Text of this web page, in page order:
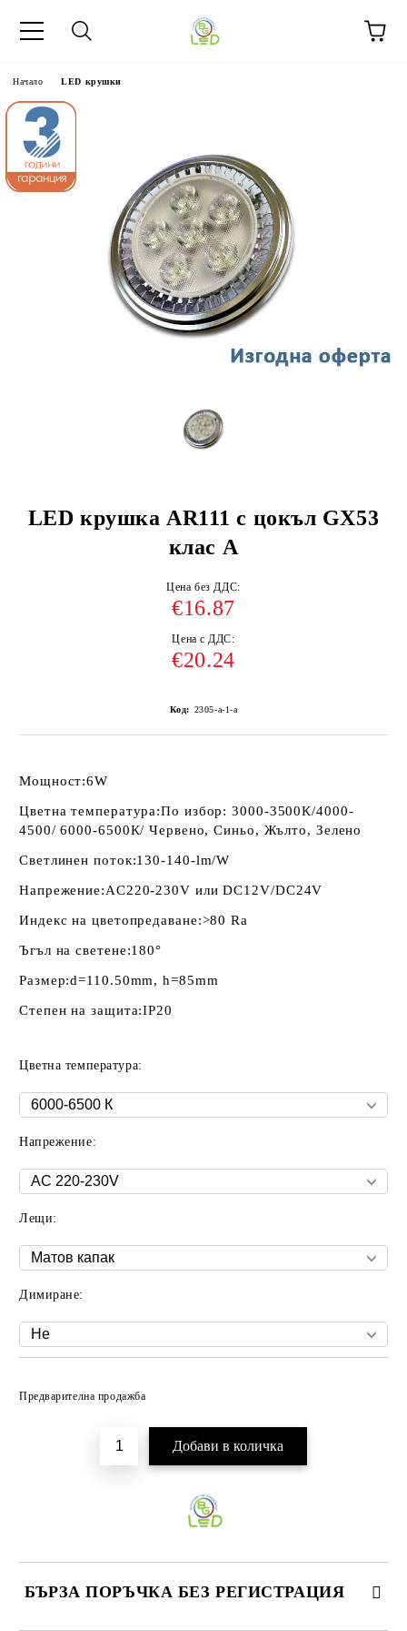
Начало LED крушки
LED крушка AR111 с цокъл GX53
клас А
Цена без ДДС:
€16.87
Цена с ДДС:
€20.24
Код: 2305-a-1-a
Мощност:6W
Цветна температура:По избор: 3000-3500К/4000-
4500/ 6000-6500К/ Червено, Синьо, Жълто, Зелено
Светлинен поток:130-140-lm/W
Напрежение:AC220-230V или DC12V/DC24V
Индекс на цветопредаване:>80 Ra
Ъгъл на светене:180°
Размер:d=110.50mm, h=85mm
Степен на защита:IP20
Цветна температура:
Напрежение:
Лещи:
Димиране:
Предварителна продажба
БЪРЗА ПОРЪЧКА БЕЗ РЕГИСТРАЦИЯ